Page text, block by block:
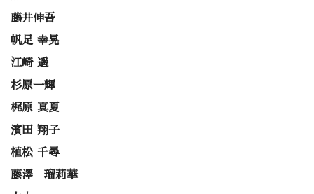
藤井伸吾
帆足 幸晃
江崎 遥
杉原一輝
梶原 真夏
濱田 翔子
植松 千尋
藤澤 瑠莉華